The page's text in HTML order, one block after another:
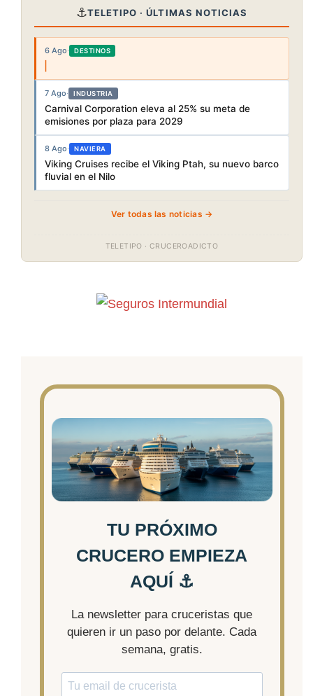
⚓TELETIPO · ÚLTIMAS NOTICIAS
6 Ago· DESTINOS
7 Ago· INDUSTRIA
Carnival Corporation eleva al 25% su meta de
emisiones por plaza para 2029
8 Ago· NAVIERA
Viking Cruises recibe el Viking Ptah, su nuevo barco
fluvial en el Nilo
Ver todas las noticias →
TELETIPO · CRUCEROADICTO